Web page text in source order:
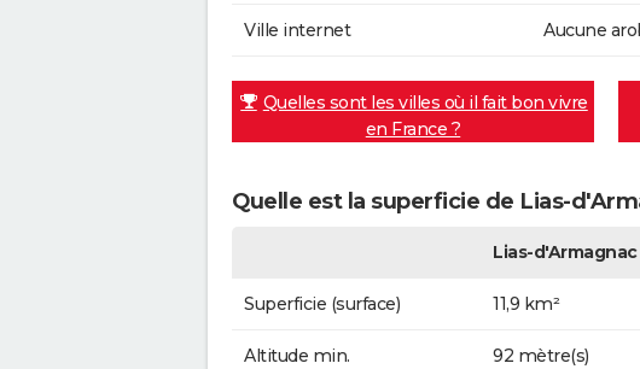
Ville internet Aucune
Quelles sont les villes où il fait bon vivre
en France ?
Quelle est la superficie de Lias-
Lias-d'Armagnac
Superficie (surface) 11,9 km²
Altitude min. 92 mètre(s)